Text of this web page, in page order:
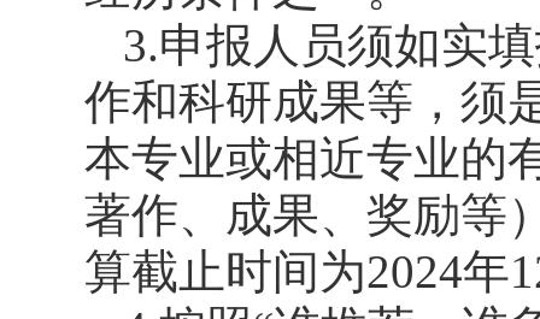
3.申报人员须如实
作和科研成果等，须
本专业或相近专业的
著作、成果、奖励等
算截止时间为2024年